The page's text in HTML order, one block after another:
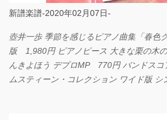
新譜楽譜-2020年02月07日-
壺井一歩 季節を感じるピアノ曲集「春色
版 1,980円 ピアノピース 大きな栗の木
んきよほう デプロMP 770円 バンドスコ
ムスティーン・コレクション ワイド版